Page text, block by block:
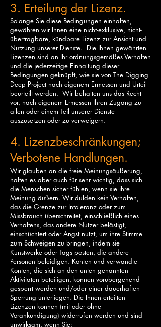
3. Erteilung der Lizenz.
Solange Sie diese Bedingungen einhalten,
gewähren wir Ihnen eine nicht-exklusive, nicht-
übertragbare, kündbare Lizenz zur Ansicht und
Nutzung unserer Dienste. Die Ihnen gewährten
Lizenzen sind an Ihr ordnungsgemäßes Verhalten
und die jederzeitige Einhaltung dieser
Bedingungen geknüpft, wie sie von The Digging
Deep Project nach eigenem Ermessen und Urteil
beurteilt werden. Wir behalten uns das Recht
vor, nach eigenem Ermessen Ihren Zugang zu
allen oder einem Teil unserer Dienste
auszusetzen oder zu verweigern.
4. Lizenzbeschränkungen;
Verbotene Handlungen.
Wir glauben an die freie Meinungsäußerung,
halten es aber auch für sehr wichtig, dass sich
die Menschen sicher fühlen, wenn sie ihre
Meinung äußern. Wir dulden kein Verhalten,
das die Grenze zur Intoleranz oder zum
Missbrauch überschreitet, einschließlich eines
Verhaltens, das andere Nutzer belästigt,
einschüchtert oder Angst nutzt, um ihre Stimme
zum Schweigen zu bringen, indem sie
Kunstwerke oder Tags posten, die andere
Personen beleidigen. Konten und verwandte
Konten, die sich an den unten genannten
Aktivitäten beteiligen, können vorübergehend
gesperrt werden und/oder einer dauerhaften
Sperrung unterliegen. Die Ihnen erteilten
Lizenzen können (mit oder ohne
Vorankündigung) widerrufen werden und sind
unwirksam, wenn Sie: